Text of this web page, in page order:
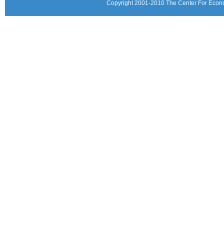
Copyright 2001-2010 The Center For